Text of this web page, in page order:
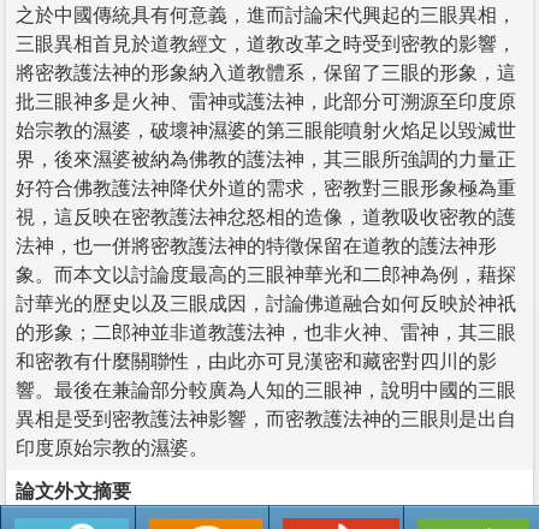
之於中國傳統具有何意義，進而討論宋代興起的三眼異相，
三眼異相首見於道教經文，道教改革之時受到密教的影響，
將密教護法神的形象納入道教體系，保留了三眼的形象，這
批三眼神多是火神、雷神或護法神，此部分可溯源至印度原
始宗教的濕婆，破壞神濕婆的第三眼能噴射火焰足以毀滅世
界，後來濕婆被納為佛教的護法神，其三眼所強調的力量正
好符合佛教護法神降伏外道的需求，密教對三眼形象極為重
視，這反映在密教護法神忿怒相的造像，道教吸收密教的護
法神，也一併將密教護法神的特徵保留在道教的護法神形
象。而本文以討論度最高的三眼神華光和二郎神為例，藉探
討華光的歷史以及三眼成因，討論佛道融合如何反映於神祇
的形象；二郎神並非道教護法神，也非火神、雷神，其三眼
和密教有什麼關聯性，由此亦可見漢密和藏密對四川的影
響。最後在兼論部分較廣為人知的三眼神，說明中國的三眼
異相是受到密教護法神影響，而密教護法神的三眼則是出自
印度原始宗教的濕婆。
論文外文摘要